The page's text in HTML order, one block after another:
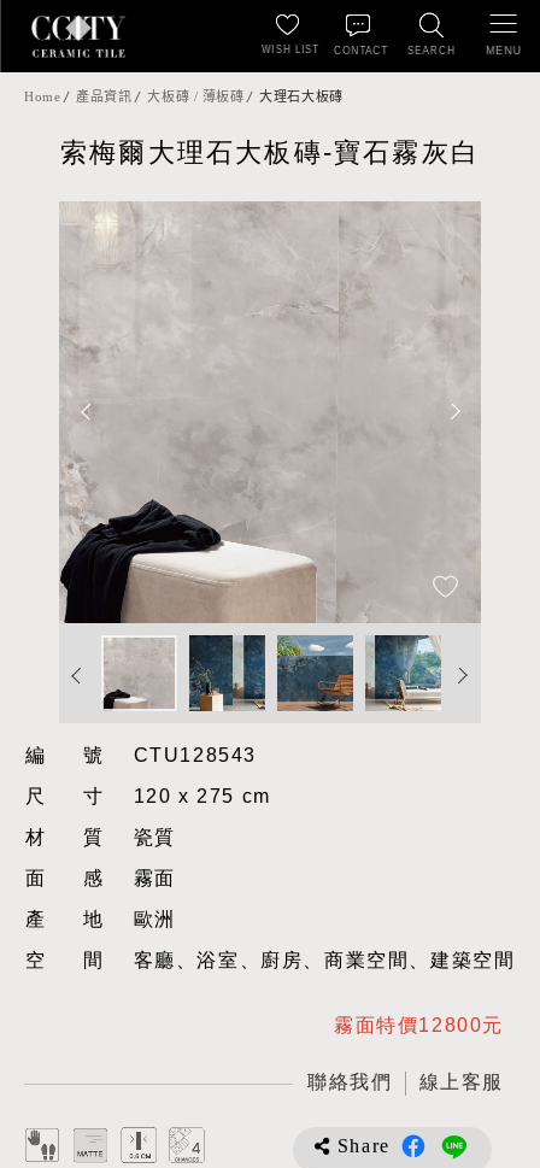
SEARCH
WISH LIST CONTACT MENU
Home 產品資訊 大板磚 / 薄板磚 大理石大板磚
索梅爾大理石大板磚-寶石霧灰白
編號CTU128543
尺寸120 x 275 cm
材質瓷質
面感霧面
產地歐洲
空間客廳、浴室、廚房、商業空間、建築空間
霧面特價12800元
聯絡我們 線上客服
Share